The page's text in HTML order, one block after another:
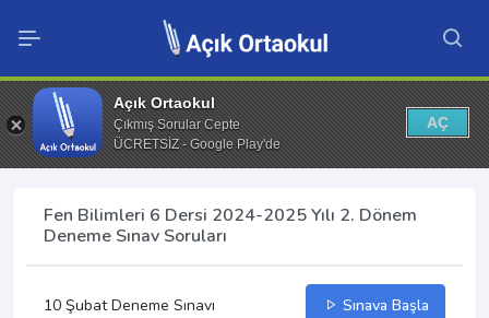
Açık Ortaokul
Çıkmış Sorular Cepte
ÜCRETSİZ - Google Play'de
AÇ
Fen Bilimleri 6 Dersi 2024-2025 Yılı 2. Dönem
Deneme Sınav Soruları
10 Şubat Deneme Sınavı Sınava Başla